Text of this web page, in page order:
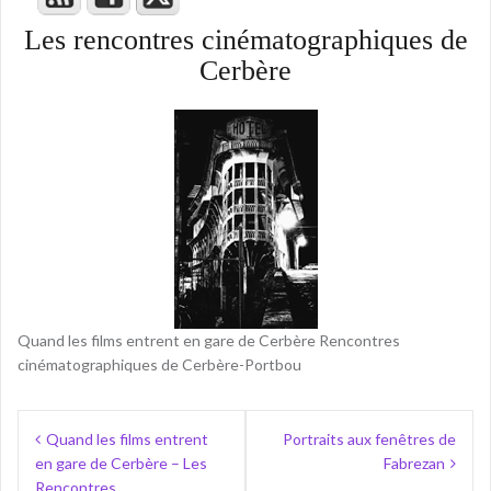
Les rencontres cinématographiques de
Cerbère
Quand les films entrent en gare de Cerbère Rencontres
cinématographiques de Cerbère-Portbou
de
l’article
Quand les films entrent
en gare de Cerbère – Les
Rencontres
Portraits aux fenêtres de
Fabrezan